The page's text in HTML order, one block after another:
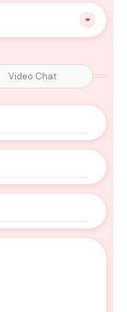
Video Chat